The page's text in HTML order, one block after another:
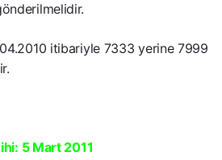
itibariyle 7333 yerine 7999
5 Mart 2011